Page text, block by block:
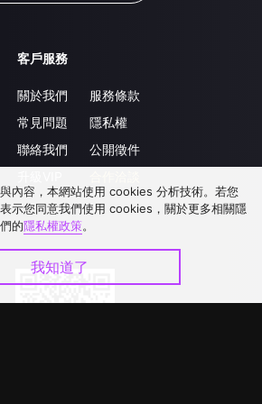
客戶服務
關於我們
常見問題
聯絡我們
服務條款
隱私權
公開徵件
內容，本網站使用 cookies 分析技術。若您
示您同意我們使用 cookies，關於更多相關隱
的隱私權政策。
我知道了